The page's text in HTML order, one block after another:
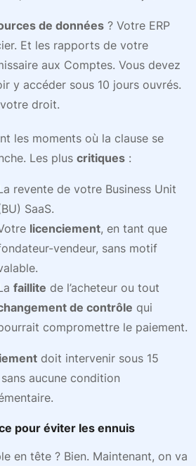
de données ? Votre ERP
Et les rapports de votre
aux Comptes. Vous devez
y accéder sous 10 jours ouvrés.
droit.
les moments où la clause se
Les plus critiques :
revente de votre Business Unit
SaaS.
licenciement, en tant que
vendeur, sans motif
faillite de l’acheteur ou tout
de contrôle qui
compromettre le paiement.
doit intervenir sous 15
aucune condition
pour éviter les ennuis
en tête ? Bien. Maintenant, on va